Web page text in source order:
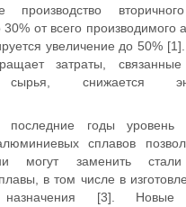
30% от всего производимого
увеличение до 50%
затраты,
сырья, снижается
последние годы уровень
сплавов
могут заменить
в том числе в
назначения [3]. Новые